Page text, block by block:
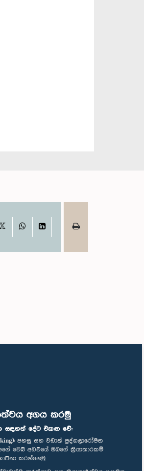
අගය කරමු
සඳහන් දේට එකඟ වේ:
පහසු සහ වඩාත් පුද්ගලාරෝපිත
වෙබ් අඩවියේ ඔබගේ ක්‍රියාකාරකම්
කරන්නෙමු.
WhatsAppLinkedIn